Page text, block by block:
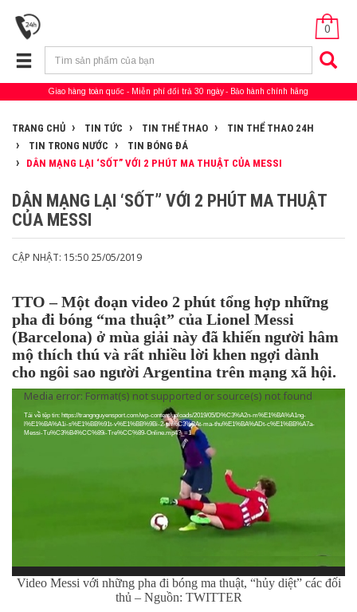
0
Giao hàng toàn quốc Miễn phí đổi trả 30 ngày Bảo hành chính hãng
TRANG CHỦ TIN TỨC TIN THỂ THAO
TIN THỂ THAO 24H
TIN TRONG NƯỚC
TIN BÓNG ĐÁ
DÂN MẠNG LẠI ‘SỐT” VỚI 2 PHÚT MA THUẬT CỦA MESSI
DÂN MẠNG LẠI ‘SỐT” VỚI 2 PHÚT MA THUẬT
CỦA MESSI
CẬP NHẬT: 15:50 25/05/2019
TTO – Một đoạn video 2 phút tổng hợp những
pha đi bóng “ma thuật” của Lionel Messi
(Barcelona) ở mùa giải này đã khiến người hâm
mộ thích thú và rất nhiều lời khen ngợi dành
cho ngôi sao người Argentina trên mạng xã hội.
Trình
Video
Media error: Format(s) not supported or source(s) not found
Tải về tệp tin: https://trangnguyensport.com/wp-content/uploads/2019/05/D%C3%A2n-m%E1%BA%A1ng-
l%E1%BA%A1i-s%E1%BB%91t-v%E1%BB%9Bi-2-ph%C3%BAt-ma-thu%E1%BA%ADt-c%E1%BB%A7a-
Messi-Tu%C3%B4%CC%89i-Tre%CC%89-Online.mp4?_=1
Video Messi với những pha đi bóng ma thuật, “hủy diệt” các đối
thủ – Nguồn: TWITTER